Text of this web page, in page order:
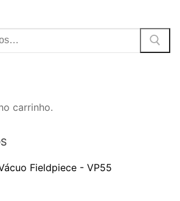
carrinho.
Fieldpiece - VP55